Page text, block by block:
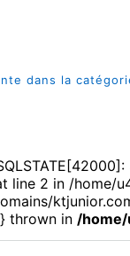
dans la
line 2 in /
thrown in /